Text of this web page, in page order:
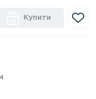
Купити